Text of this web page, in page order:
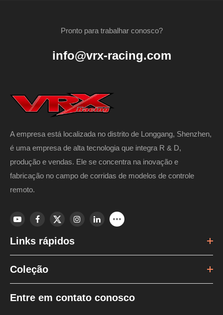
Pronto para trabalhar conosco?
info@vrx-racing.com
A empresa está localizada no distrito de Longgang, Shenzhen,
é uma empresa de alta tecnologia que integra R & D,
produção e vendas. Ele se concentra na inovação e
fabricação no campo de corridas de modelos de controle
remoto.
Links rápidos
Coleção
Entre em contato conosco